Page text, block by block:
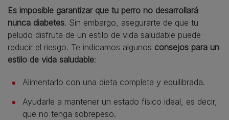
Es imposible garantizar que tu perro no desarrollará
nunca diabetes. Sin embargo, asegurarte de que tu
peludo disfruta de un estilo de vida saludable puede
reducir el riesgo. Te indicamos algunos consejos para un
estilo de vida saludable:
Alimentarlo con una dieta completa y equilibrada.
Ayudarle a mantener un estado físico ideal, es decir,
que no tenga sobrepeso.